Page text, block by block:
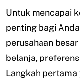
Untuk mencapai
penting bagi
perusahaan
belanja,
Langkah